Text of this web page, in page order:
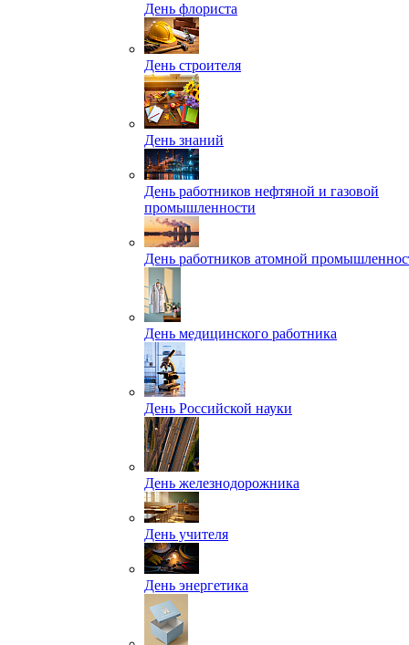
День флориста
День строителя
День знаний
День работников нефтяной и газовой
промышленности
День работников атомной
День медицинского работника
День Российской науки
День железнодорожника
День учителя
День энергетика